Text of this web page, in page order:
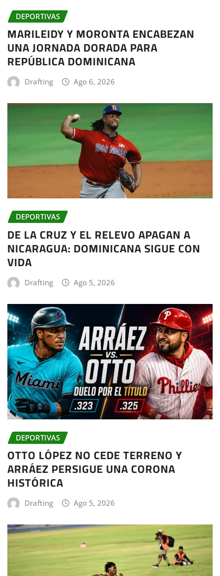
DEPORTIVAS
MARILEIDY Y MORONTA ENCABEZAN
UNA JORNADA DORADA PARA
REPÚBLICA DOMINICANA
Drafting Ago 6, 2026
DEPORTIVAS
DE LA CRUZ Y EL RELEVO APAGAN A
NICARAGUA: DOMINICANA SIGUE CON
VIDA
Drafting Ago 5, 2026
DEPORTIVAS
OTTO LÓPEZ NO CEDE TERRENO Y
ARRÁEZ PERSIGUE UNA CORONA
HISTÓRICA
Drafting Ago 5, 2026